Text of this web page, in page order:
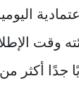
وقت
جدًا أكثر